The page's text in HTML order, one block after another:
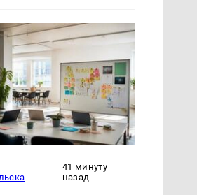
41 минуту
назад